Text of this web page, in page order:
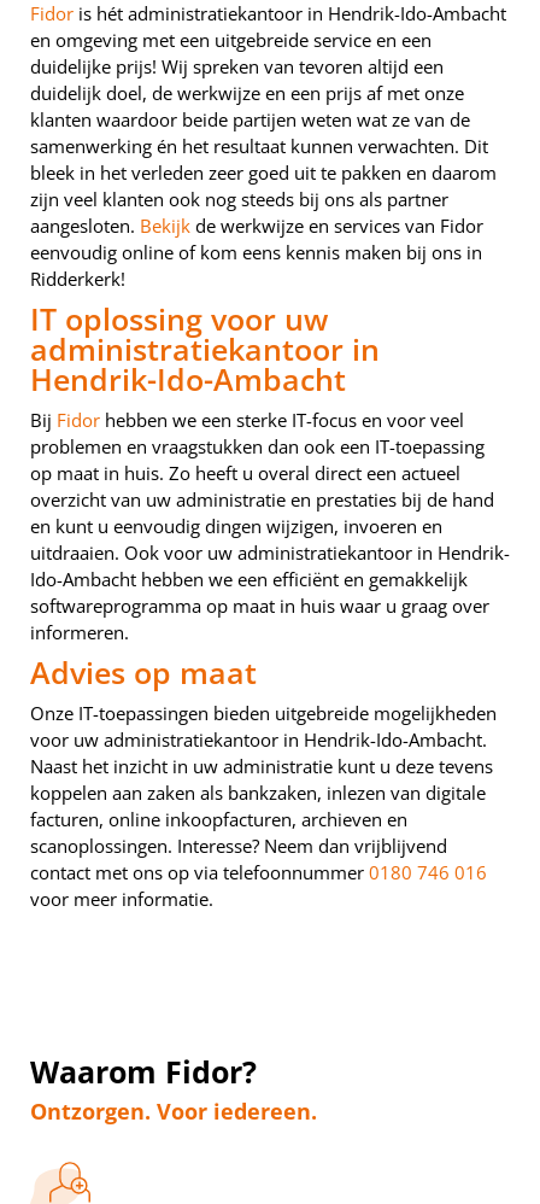
Fidor is hét administratiekantoor in Hendrik-Ido-Ambacht
en omgeving met een uitgebreide service en een
duidelijke prijs! Wij spreken van tevoren altijd een
duidelijk doel, de werkwijze en een prijs af met onze
klanten waardoor beide partijen weten wat ze van de
samenwerking én het resultaat kunnen verwachten. Dit
bleek in het verleden zeer goed uit te pakken en daarom
zijn veel klanten ook nog steeds bij ons als partner
aangesloten. Bekijk de werkwijze en services van Fidor
eenvoudig online of kom eens kennis maken bij ons in
Ridderkerk!
IT oplossing voor uw
administratiekantoor in
Hendrik-Ido-Ambacht
Bij Fidor hebben we een sterke IT-focus en voor veel
problemen en vraagstukken dan ook een IT-toepassing
op maat in huis. Zo heeft u overal direct een actueel
overzicht van uw administratie en prestaties bij de hand
en kunt u eenvoudig dingen wijzigen, invoeren en
uitdraaien. Ook voor uw administratiekantoor in Hendrik-
Ido-Ambacht hebben we een efficiënt en gemakkelijk
softwareprogramma op maat in huis waar u graag over
informeren.
Advies op maat
Onze IT-toepassingen bieden uitgebreide mogelijkheden
voor uw administratiekantoor in Hendrik-Ido-Ambacht.
Naast het inzicht in uw administratie kunt u deze tevens
koppelen aan zaken als bankzaken, inlezen van digitale
facturen, online inkoopfacturen, archieven en
scanoplossingen. Interesse? Neem dan vrijblijvend
contact met ons op via telefoonnummer 0180 746 016
voor meer informatie.
Waarom Fidor?
Ontzorgen. Voor iedereen.